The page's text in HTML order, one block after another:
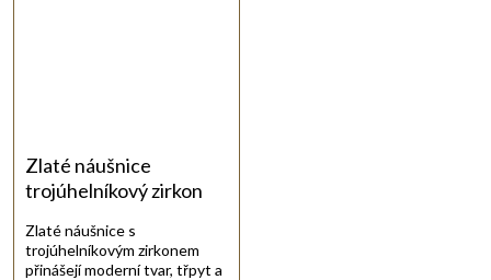
Zlaté náušnice
trojúhelníkový zirkon
Zlaté náušnice s
trojúhelníkovým zirkonem
přinášejí moderní tvar, třpyt a